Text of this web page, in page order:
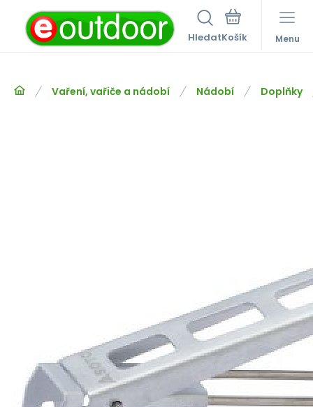
Hledat Menu
Vaření, vařiče a nádobí Nádobí Doplňky